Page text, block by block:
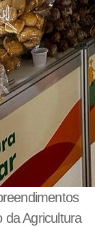
da Agricultura